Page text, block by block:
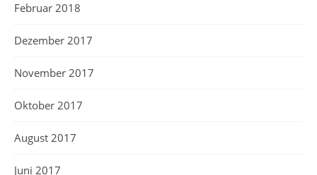
Februar 2018
Dezember 2017
November 2017
Oktober 2017
August 2017
Juni 2017